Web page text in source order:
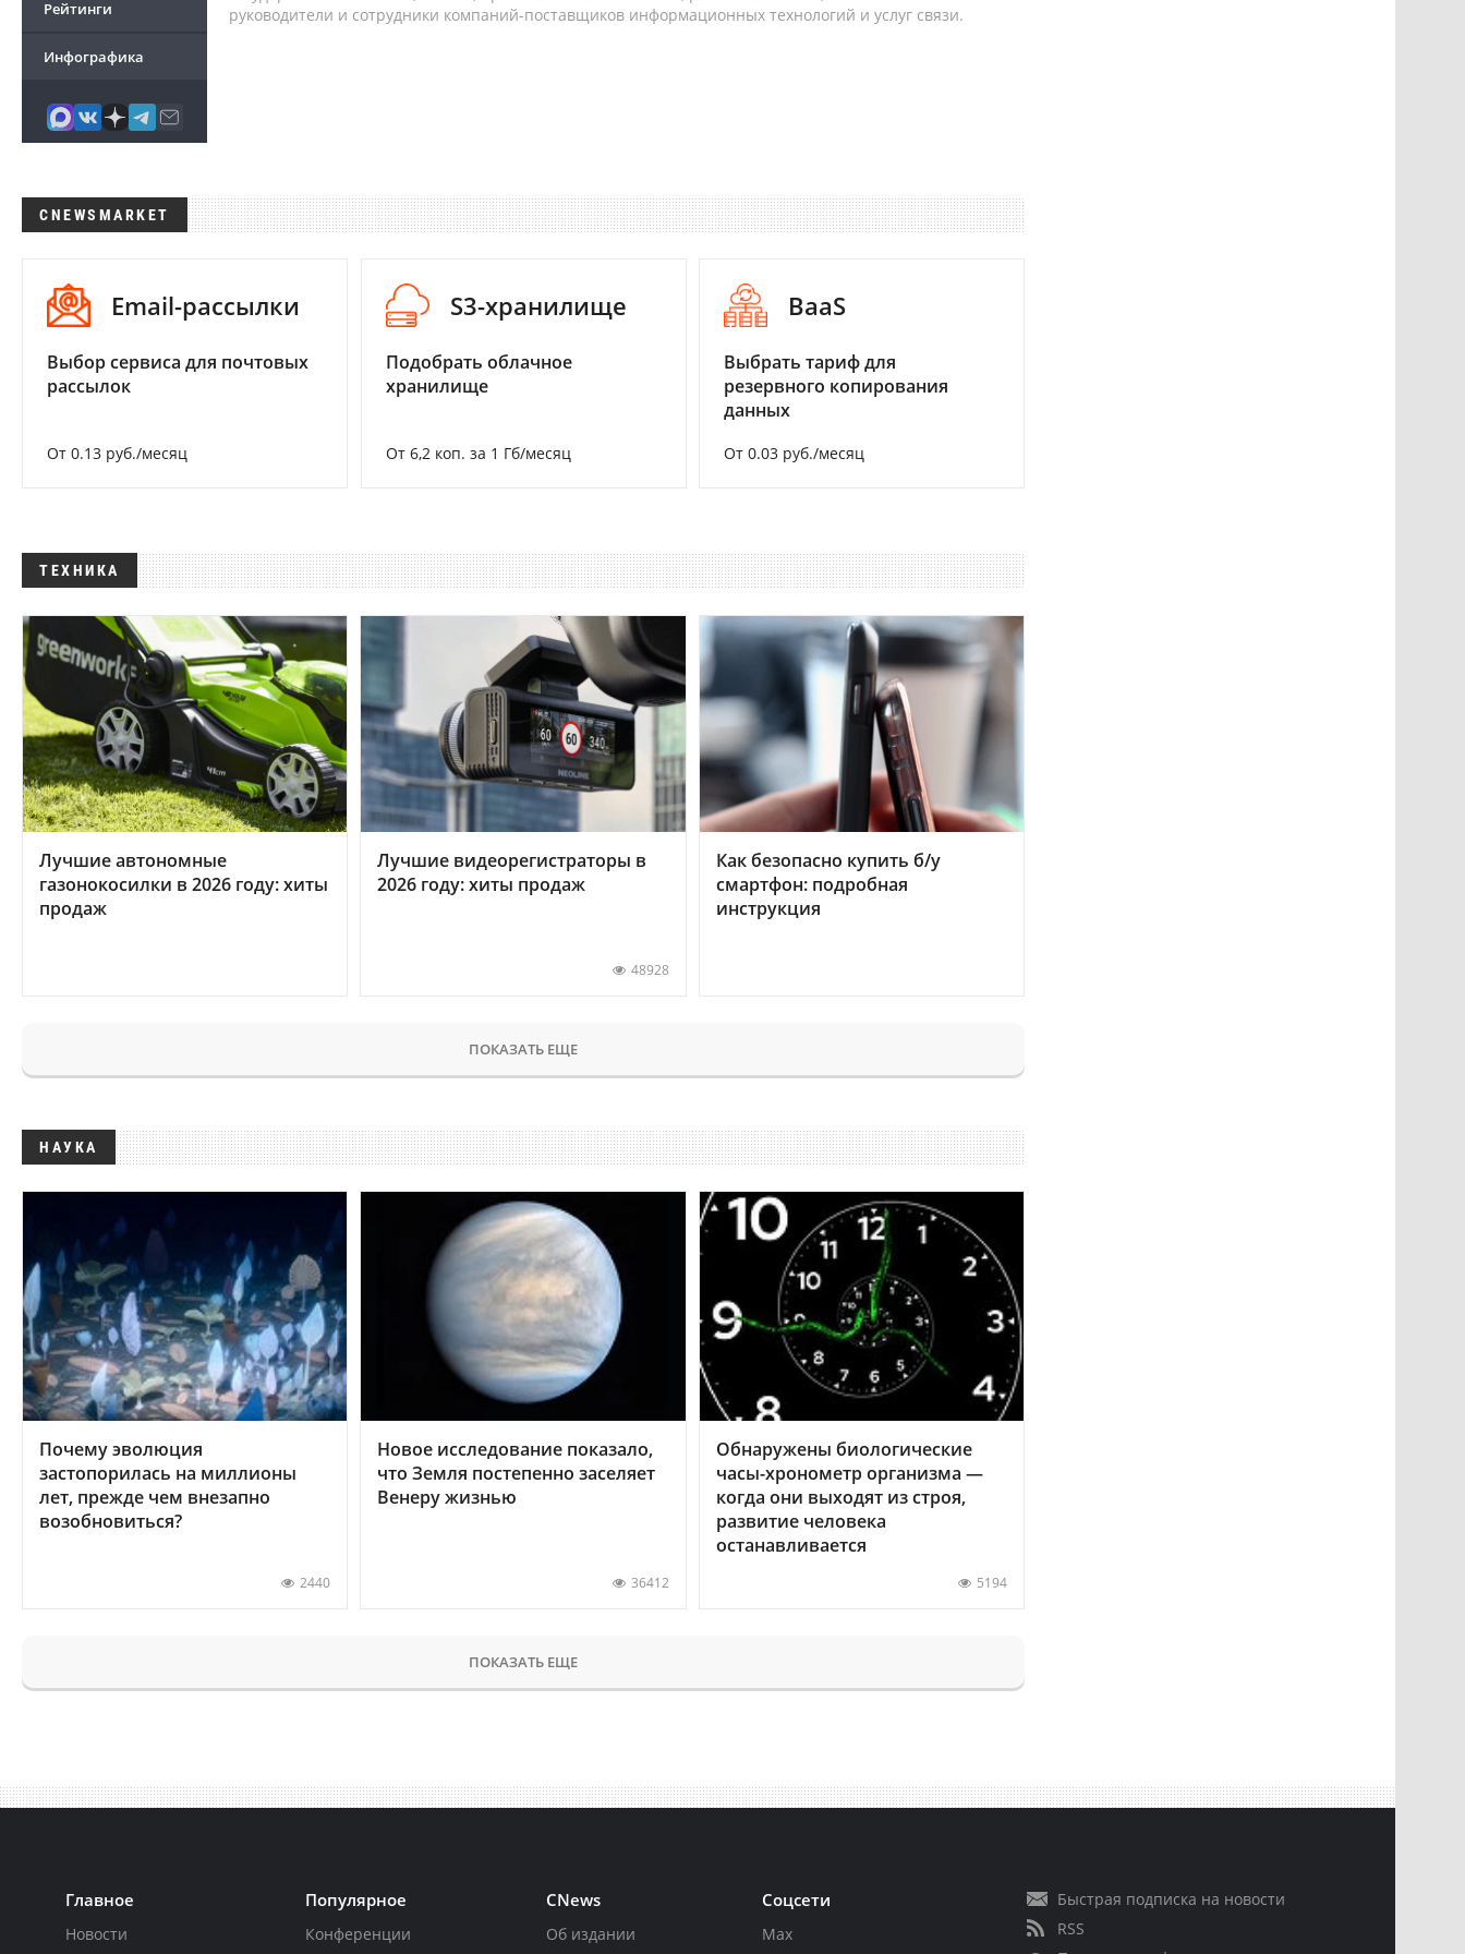
Рейтинги
Инфографика
руководители и сотрудники компаний-поставщиков информационных технологий и услуг связи.
CNEWSMARKET
Email-рассылки
Выбор сервиса для почтовых
рассылок
От 0.13 руб./месяц
S3-хранилище
Подобрать облачное
хранилище
От 6,2 коп. за 1 Гб/месяц
BaaS
Выбрать тариф для
резервного копирования
данных
От 0.03 руб./месяц
ТЕХНИКА
Лучшие автономные
газонокосилки в 2026 году: хиты
продаж
Лучшие видеорегистраторы в
2026 году: хиты продаж
48928
Как безопасно купить б/у
смартфон: подробная
инструкция
ПОКАЗАТЬ ЕЩЕ
НАУКА
Почему эволюция
застопорилась на миллионы
лет, прежде чем внезапно
возобновиться?
2440
Новое исследование показало,
что Земля постепенно заселяет
Венеру жизнью
36412
Обнаружены биологические
часы-хронометр организма —
когда они выходят из строя,
развитие человека
останавливается
5194
ПОКАЗАТЬ ЕЩЕ
Главное
Новости
Популярное
Конференции
CNews
Об издании
Соцсети
Max
Быстрая подписка на новости
RSS